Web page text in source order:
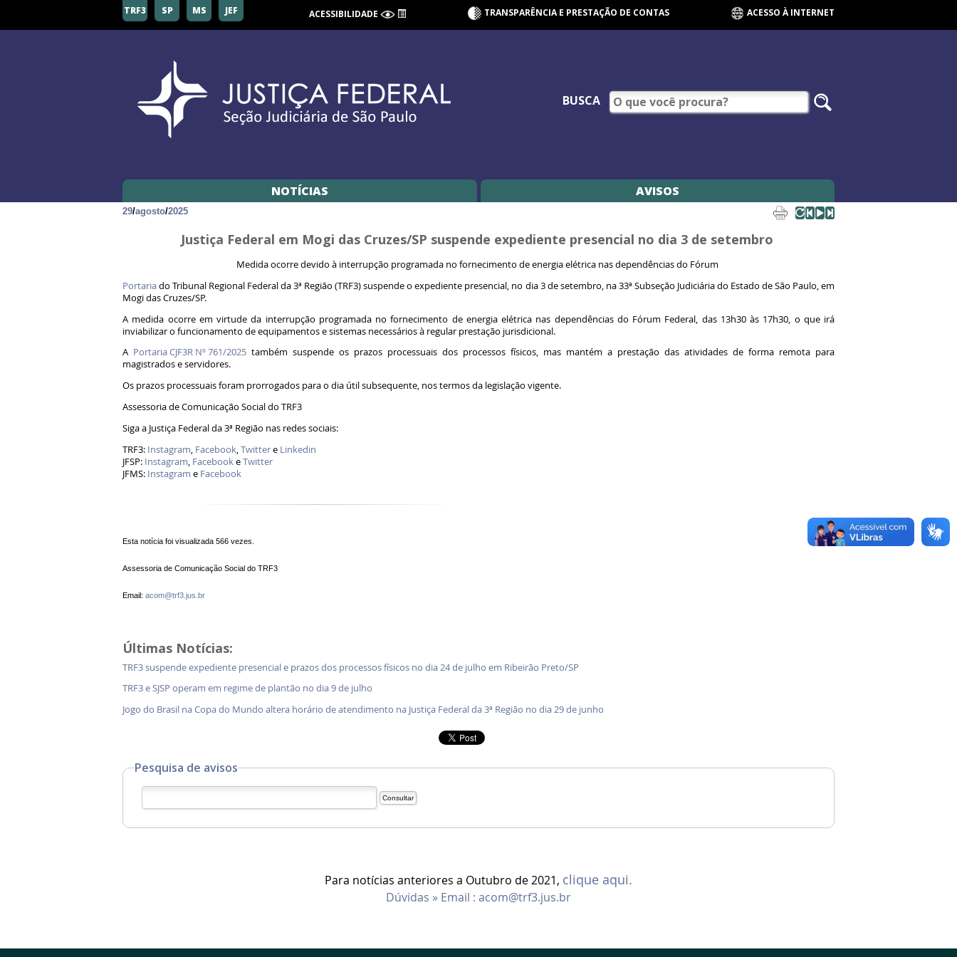
TRF3 SP MS JEF ACESSIBILIDADE TRANSPARÊNCIA E PRESTAÇÃO DE CONTAS ACESSO À INTERNET
BUSCA
NOTÍCIAS AVISOS
29/agosto/2025
Justiça Federal em Mogi das Cruzes/SP suspende expediente presencial no dia 3 de setembro
Medida ocorre devido à interrupção programada no fornecimento de energia elétrica nas dependências do Fórum
Portariado Tribunal Regional Federal da 3ª Região (TRF3) suspende o expediente presencial, no dia 3 de setembro, na 33ª Subseção Judiciária do Estado de São Paulo, em
Mogi das Cruzes/SP.
A medida ocorre em virtude da interrupção programada no fornecimento de energia elétrica nas dependências do Fórum Federal, das 13h30 às 17h30, o que irá
inviabilizar o funcionamento de equipamentos e sistemas necessários à regular prestação jurisdicional.
A Portaria CJF3R Nº 761/2025 também suspende os prazos processuais dos processos físicos, mas mantém a prestação das atividades de forma remota para
magistrados e servidores.
Os prazos processuais foram prorrogados para o dia útil subsequente, nos termos da legislação vigente.
Assessoria de Comunicação Social do TRF3
Siga a Justiça Federal da 3ª Região nas redes sociais:
TRF3: Instagram, Facebook,Twittere Linkedin
JFSP: Instagram, FacebookeTwitter
JFMS: Instagram e Facebook
Esta notícia foi visualizada 566 vezes.
Assessoria de Comunicação Social do TRF3
Email: acom@trf3.jus.br
Últimas Notícias:
TRF3 suspende expediente presencial e prazos dos processos físicos no dia 24 de julho em Ribeirão Preto/SP
TRF3 e SJSP operam em regime de plantão no dia 9 de julho
Jogo do Brasil na Copa do Mundo altera horário de atendimento na Justiça Federal da 3ª Região no dia 29 de junho
Pesquisa de avisos
Para notícias anteriores a Outubro de 2021, clique aqui.
Dúvidas » Email : acom@trf3.jus.br